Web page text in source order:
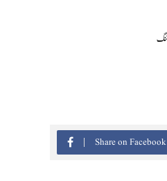
Share on Facebook